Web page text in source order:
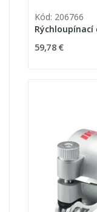
Kód: 206766
Rýchloupínací
59,78 €